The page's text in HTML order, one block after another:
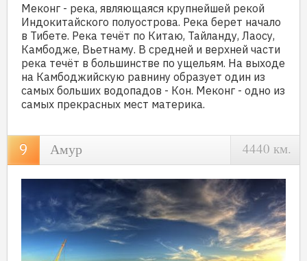
Меконг - река, являющаяся крупнейшей рекой
Индокитайского полуострова. Река берет начало
в Тибете. Река течёт по Китаю, Тайланду, Лаосу,
Камбодже, Вьетнаму. В средней и верхней части
река течёт в большинстве по ущельям. На выходе
на Камбоджийскую равнину образует один из
самых больших водопадов - Кон. Меконг - одно из
самых прекрасных мест материка.
Амур 4440 км.